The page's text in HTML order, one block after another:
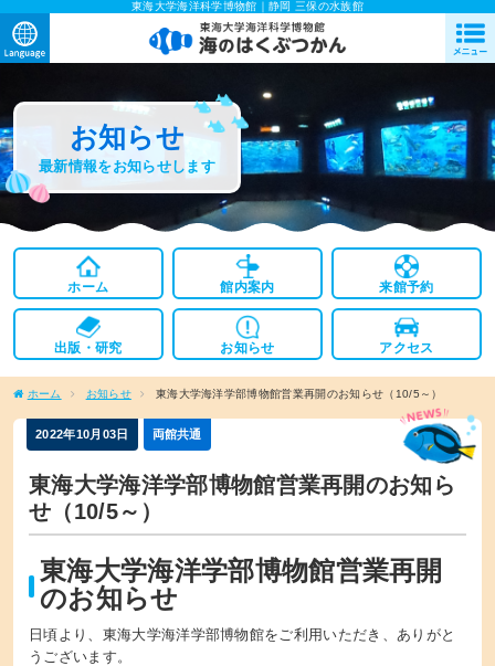
東海大学海洋科学博物館｜静岡 三保の水族館
お知らせ
最新情報をお知らせします
ホーム 館内案内 来館予約
出版・研究 お知らせ アクセス
ホーム お知らせ 東海大学海洋学部博物館営業再開のお知らせ（10/5～）
2022年10月03日 両館共通
東海大学海洋学部博物館営業再開のお知ら
せ（10/5～）
東海大学海洋学部博物館営業再開
のお知らせ
日頃より、東海大学海洋学部博物館をご利用いただき、ありがと
うございます。